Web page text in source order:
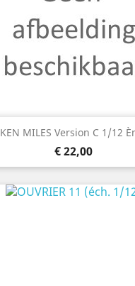
KEN MILES Version C 1/12
Prijs
€ 22,00
Snel bekijken